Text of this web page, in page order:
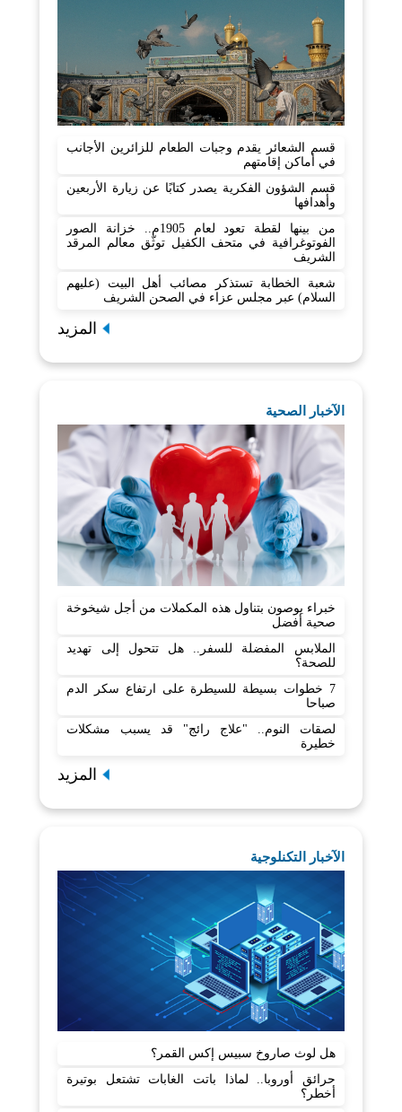
قسم الشعائر يقدم وجبات الطعام للزائرين الأجانب
في أماكن إقامتهم
قسم الشؤون الفكرية يصدر كتابًا عن زيارة الأربعين
وأهدافها
من بينها لقطة تعود لعام 1905م.. خزانة الصور
الفوتوغرافية في متحف الكفيل توثّق معالم المرقد
الشريف
شعبة الخطابة تستذكر مصائب أهل البيت (عليهم
السلام) عبر مجلس عزاء في الصحن الشريف
المزيد
الآخبار الصحية
خبراء يوصون بتناول هذه المكملات من أجل شيخوخة
صحية أفضل
الملابس المفضلة للسفر.. هل تتحول إلى تهديد
للصحة؟
7 خطوات بسيطة للسيطرة على ارتفاع سكر الدم
صباحا
لصقات النوم.. "علاج رائج" قد يسبب مشكلات
خطيرة
المزيد
الآخبار التكنلوجية
هل لوث صاروخ سبيس إكس القمر؟
حرائق أوروبا.. لماذا باتت الغابات تشتعل بوتيرة
أخطر؟